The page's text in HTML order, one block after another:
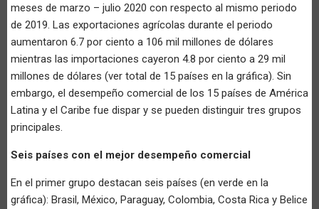
meses de marzo – julio 2020 con respecto al mismo periodo
de 2019. Las exportaciones agrícolas durante el periodo
aumentaron 6.7 por ciento a 106 mil millones de dólares
mientras las importaciones cayeron 4.8 por ciento a 29 mil
millones de dólares (ver total de 15 países en la gráfica). Sin
embargo, el desempeño comercial de los 15 países de América
Latina y el Caribe fue dispar y se pueden distinguir tres grupos
principales.
Seis países con el mejor desempeño comercial
En el primer grupo destacan seis países (en verde en la
gráfica): Brasil, México, Paraguay, Colombia, Costa Rica y Belice